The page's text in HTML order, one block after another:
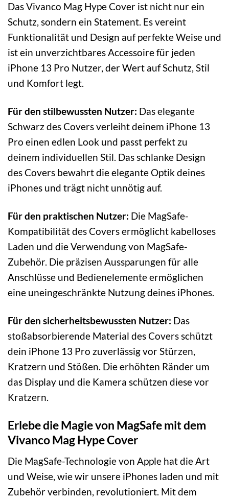
Das Vivanco Mag Hype Cover ist nicht nur ein
Schutz, sondern ein Statement. Es vereint
Funktionalität und Design auf perfekte Weise und
ist ein unverzichtbares Accessoire für jeden
iPhone 13 Pro Nutzer, der Wert auf Schutz, Stil
und Komfort legt.
Für den stilbewussten Nutzer: Das elegante
Schwarz des Covers verleiht deinem iPhone 13
Pro einen edlen Look und passt perfekt zu
deinem individuellen Stil. Das schlanke Design
des Covers bewahrt die elegante Optik deines
iPhones und trägt nicht unnötig auf.
Für den praktischen Nutzer: Die MagSafe-
Kompatibilität des Covers ermöglicht kabelloses
Laden und die Verwendung von MagSafe-
Zubehör. Die präzisen Aussparungen für alle
Anschlüsse und Bedienelemente ermöglichen
eine uneingeschränkte Nutzung deines iPhones.
Für den sicherheitsbewussten Nutzer: Das
stoßabsorbierende Material des Covers schützt
dein iPhone 13 Pro zuverlässig vor Stürzen,
Kratzern und Stößen. Die erhöhten Ränder um
das Display und die Kamera schützen diese vor
Kratzern.
Erlebe die Magie von MagSafe mit dem
Vivanco Mag Hype Cover
Die MagSafe-Technologie von Apple hat die Art
und Weise, wie wir unsere iPhones laden und mit
Zubehör verbinden, revolutioniert. Mit dem